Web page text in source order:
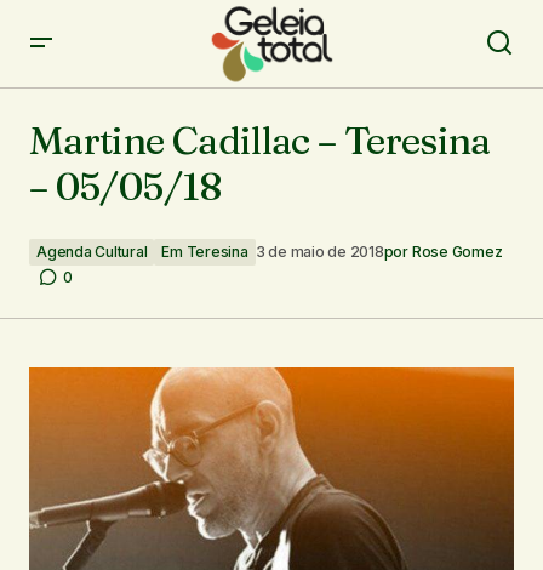
Martine Cadillac – Teresina
– 05/05/18
Agenda Cultural Em Teresina 3 de maio de 2018por Rose Gomez
0